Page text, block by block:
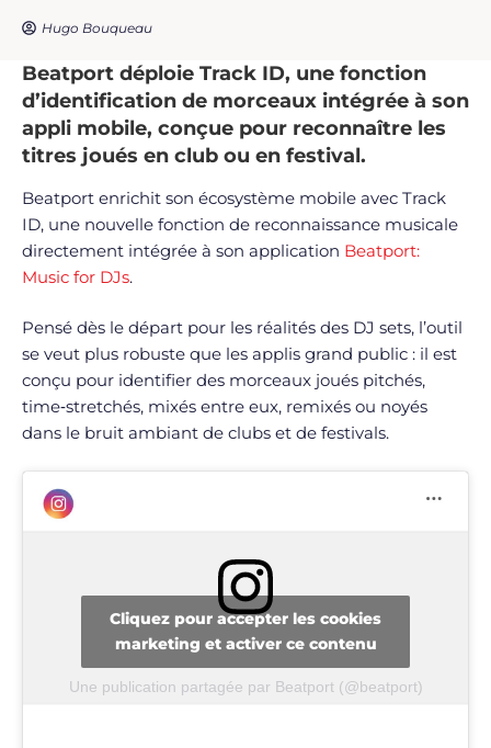
Hugo Bouqueau
Beatport déploie Track ID, une fonction
d’identification de morceaux intégrée à son
appli mobile, conçue pour reconnaître les
titres joués en club ou en festival.
Beatport enrichit son écosystème mobile avec Track
ID, une nouvelle fonction de reconnaissance musicale
directement intégrée à son application Beatport:
Music for DJs.
Pensé dès le départ pour les réalités des DJ sets, l’outil
se veut plus robuste que les applis grand public : il est
conçu pour identifier des morceaux joués pitchés,
time‑stretchés, mixés entre eux, remixés ou noyés
dans le bruit ambiant de clubs et de festivals.
Une publication partagée par Beatport (@beatport)
Cliquez pour accepter les cookies
marketing et activer ce contenu